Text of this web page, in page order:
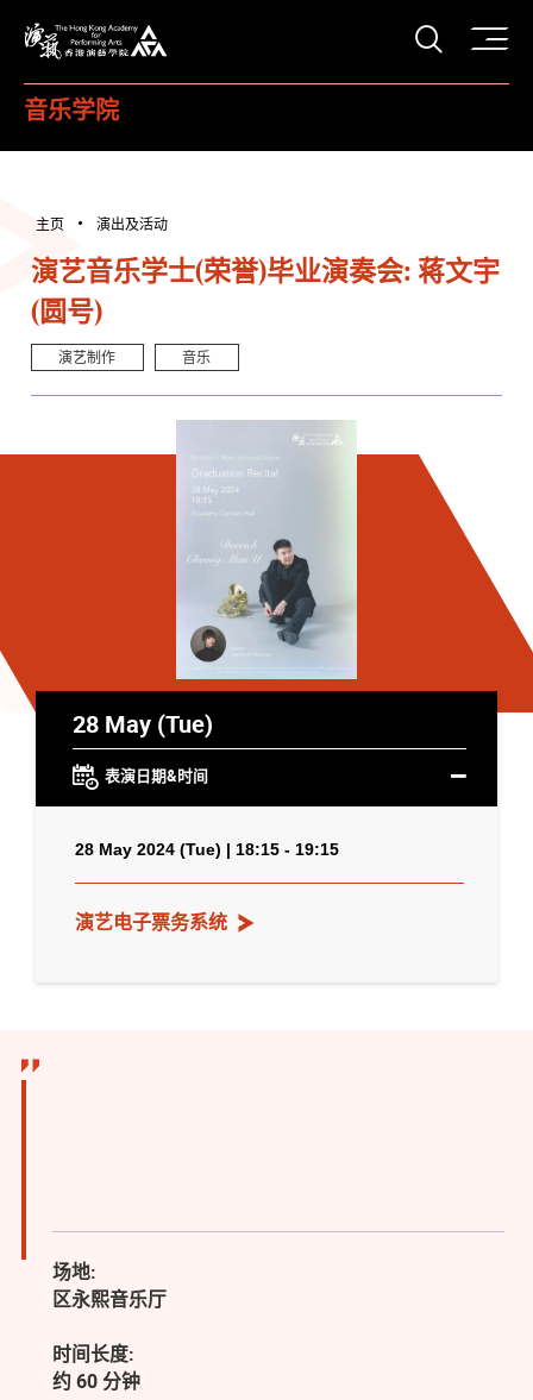
打开
音乐学院
主页 演出及活动
演艺音乐学士(荣誉)毕业演奏会: 蒋文宇
(圆号)
演艺制作 音乐
28 May (Tue)
表演日期&时间
28 May 2024 (Tue) | 18:15 - 19:15
演艺电子票务系统
场地:
区永熙音乐厅
时间长度:
约 60 分钟